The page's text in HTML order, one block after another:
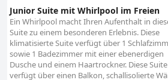
Junior Suite mit Whirlpool im Freien
Ein Whirlpool macht Ihren Aufenthalt in
Suite zu einem besonderen Erlebnis. Diese
klimatisierte Suite verfügt über 1
sowie 1 Badezimmer mit einer ebenerdigen
Dusche und einem Haartrockner. Diese Suite
verfügt über einen Balkon, schallisolierte